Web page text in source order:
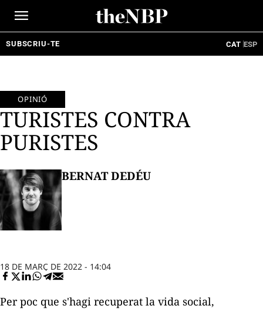
SUBSCRIU-TE CAT ESP
OPINIÓ
TURISTES CONTRA
PURISTES
BERNAT DEDÉU
18 DE MARÇ DE 2022 - 14:04
Per poc que s'hagi recuperat la vida social,